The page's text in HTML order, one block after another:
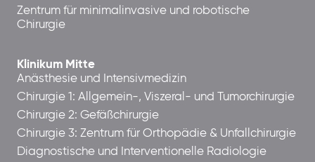
Zentrum für minimalinvasive und robotische
Chirurgie
Klinikum Mitte
Anästhesie und Intensivmedizin
Chirurgie 1: Allgemein-, Viszeral- und Tumorchirurgie
Chirurgie 2: Gefäßchirurgie
Chirurgie 3: Zentrum für Orthopädie & Unfallchirurgie
Diagnostische und Interventionelle Radiologie